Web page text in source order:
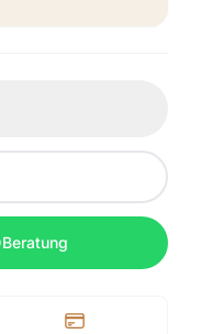
Beratung